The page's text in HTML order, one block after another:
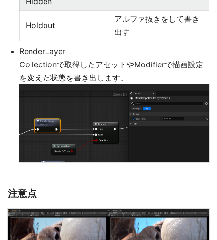
Holdout
アルファ抜きをして書き
出す
RenderLayer
Collectionで取得したアセットやModifierで描画設定
を変えた状態を書き出します。
注意点